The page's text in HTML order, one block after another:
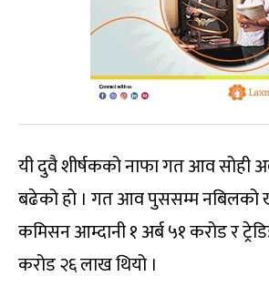
यी दुवै शीर्षकको नाफा गत आव सोही
बढेको हो । गत आव पुससम्म नबिलको
कमिसन आम्दानी १ अर्ब ५१ करोड र
करोड २६ लाख थियो ।